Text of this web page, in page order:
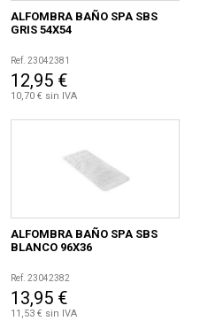
ALFOMBRA BAÑO SPA SBS
GRIS 54X54
Ref. 23042381
12,95 €
10,70 € sin IVA
ALFOMBRA BAÑO SPA SBS
BLANCO 96X36
Ref. 23042382
13,95 €
11,53 € sin IVA